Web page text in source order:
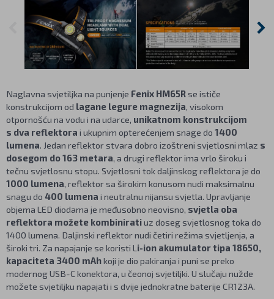
Naglavna svjetiljka na punjenje Fenix HM65R se ističe
konstrukcijom od lagane legure magnezija, visokom
otpornošću na vodu i na udarce, unikatnom konstrukcijom
s dva reflektora i ukupnim opterećenjem snage do 1400
lumena. Jedan reflektor stvara dobro izoštreni svjetlosni mlaz s
dosegom do 163 metara, a drugi reflektor ima vrlo široku i
tečnu svjetlosnu stopu. Svjetlosni tok daljinskog reflektora je do
1000 lumena, reflektor sa širokim konusom nudi maksimalnu
snagu do 400 lumena i neutralnu nijansu svjetla. Upravljanje
objema LED diodama je međusobno neovisno, svjetla oba
reflektora možete kombiniratiuz doseg svjetlosnog toka do
1400 lumena. Daljinski reflektor nudi četiri režima svjetljenja, a
široki tri. Za napajanje se koristi L i-ion akumulator tipa 18650,
kapaciteta 3400 mAhkoji je dio pakiranja i puni se preko
modernog USB-C konektora, u čeonoj svjetiljki. U slučaju nužde
možete svjetiljku napajati i s dvije jednokratne baterije CR123A.